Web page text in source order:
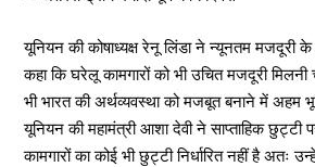
यूनियन की कोषाध्यक्ष रेनू लिंडा ने न्यूनतम मजदूरी
कहा कि घरेलू कामगारों को भी उचित मजदूरी मिलनी
भी भारत की अर्थव्यवस्था को मजबूत बनाने में अहम
यूनियन की महामंत्री आशा देवी ने साप्ताहिक छुट्टी
कामगारों का कोई भी छुट्टी निर्धारित नहीं है अतः